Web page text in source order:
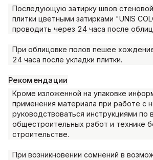
Последующую затирку швов
плитки цветными затирками "UNIS
проводить через 24 часа после
При облицовке полов пешее
24 часа после укладки плитки.
Рекомендации
Кроме изложенной на упаковке
применения материала при работе с
руководствоваться инструкциями по
общестроительных работ и технике
строительстве.
При возникновении сомнений в